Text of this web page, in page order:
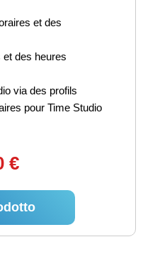
et des
des heures
via des profils
pour Time Studio
€